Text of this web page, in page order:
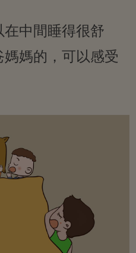
中間睡得很舒
媽的，可以感受